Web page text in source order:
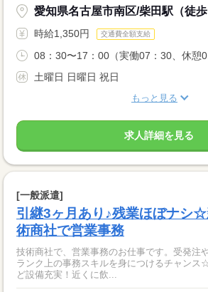
愛知県名古屋市南区/柴田駅（徒歩
時給1,350円 交通費全額支給
08：30〜17：00（実働07：30、休憩
土曜日 日曜日 祝日
もっと見る
求人詳細を見る
[一般派遣]
引継3ヶ月あり♪残業ほぼナシ
術商社で営業事務
技術商社で、営業事務のお仕事です。受発注
ランク上の事務スキルを身につけるチャンス
ど設備充実！近くに飲...